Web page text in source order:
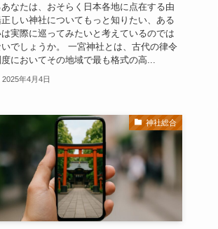
あなたは、おそらく日本各地に点在する由
しい神社についてもっと知りたい、ある
は実際に巡ってみたいと考えているのでは
いでしょうか。 一宮神社とは、古代の律令
においてその地域で最も格式の高...
2025年4月4日
神社総合